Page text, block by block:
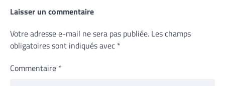
Laisser un commentaire
Votre adresse e-mail ne sera pas publiée. Les champs
obligatoires sont indiqués avec *
Commentaire *